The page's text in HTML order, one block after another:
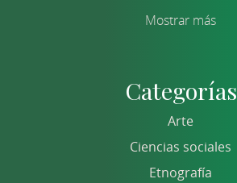
Mostrar más
Categorías
Arte
Ciencias sociales
Etnografía